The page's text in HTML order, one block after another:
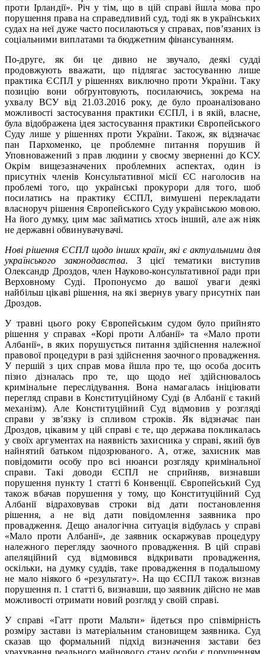
проти Ірландії». Річ у тім, що в цій справі йшла мова про
порушення права на справедливий суд, тоді як в українських
судах на неї дуже часто посилаються у справах, пов’язаних із
соціальними виплатами та бюджетним фінансуванням.
По-друге, як би це дивно не звучало, деякі судді
продовжують вважати, що підлягає застосуванню лише
практика ЄСПЛ у рішеннях виключно проти України. Таку
позицію вони обґрунтовують, посилаючись, зокрема на
ухвалу ВСУ від 21.03.2016 року, де було проаналізовано
можливості застосування практики ЄСПЛ, і в якій, власне,
була відображена ідея застосування практики Європейського
Суду лише у рішеннях проти України. Також, як відзначає
пан Пархоменко, це проблемне питання порушив й
Уповноважений з прав людини у своєму зверненні до КСУ.
Окрім вищезазначених проблемних аспектах, один із
присутніх членів Консультативної місії ЄС наголосив на
проблемі того, що українські прокурори для того, шоб
посилатись на практику ЄСПЛ, вимушені перекладати
власноруч рішення Європейського Суду українською мовою.
На його думку, цим має займатись хтось інший, але аж ніяк
не державні обвинувачувачі.
Нові рішення ЄСПЛ щодо інших країн, які є актуальними для
українського законодавства. З цієї тематики виступив
Олександр Дроздов, член Науково-консультативної ради при
Верховному Суді. Пропонуємо до вашої уваги деякі
найбільш цікаві рішення, на які звернув увагу присутніх пан
Дроздов.
У травні цього року Європейським судом було прийнято
рішення у справах «Корі проти Албанії» та «Мало проти
Албанії», в яких порушується питання здійснення належної
правової процедури в разі здійснення заочного провадження.
У першій з цих справ мова йшла про те, що особа досить
пізно дізналась про те, що щодо неї здійснювалось
кримінальне переслідування. Вона намагалась ініціювати
перегляд справи в Конституційному Суді (в Албанії є такий
механізм). Але Конституційний Суд відмовив у розгляді
справи у зв’язку із спливом строків. Як відзначає пан
Дроздов, цікавим у цій справі є те, що держава покликалась
у своїх аргументах на наявність захисника у справі, який був
найнятий батьком підозрюваного. А, отже, захисник мав
повідомити особу про всі нюанси розгляду кримінальної
справи. Такі доводи ЄСПЛ не сприйняв, визнавши
порушення пункту 1 статті 6 Конвенції. Європейський Суд
також вбачав порушення у тому, що Конституційний Суд
Албанії відраховував строки від дати постановлення
рішення, а не від дати повідомлення заявника про
провадження. Дещо аналогічна ситуація відбулась у справі
«Мало проти Албанії», де заявник оскаржував процедуру
належного перегляду заочного провадження. В цій справі
апеляційний суд відмовився відкривати провадження,
оскільки, на думку суддів, таке провадження в подальшому
не мало ніякого б «результату». На що ЄСПЛ також визнав
порушення п. 1 статті 6, визнавши, що заявник дійсно не мав
можливості отримати новий розгляд у своїй справі.
У справі «Гатт проти Мальти» йдеться про співмірність
розміру застави із матеріальним становищем заявника. Суд
сказав що формальний підхід визначення застави без
урахування реального майнового стану особи є порушенням